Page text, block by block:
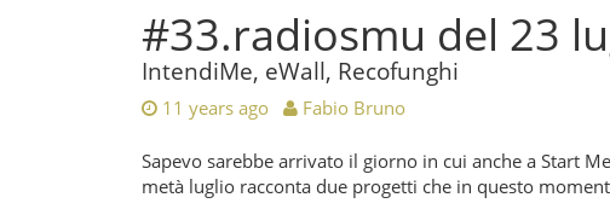
#33.radiosmu del 23
IntendiMe, eWall, Recofunghi
11 years ago Fabio Bruno
Sapevo sarebbe arrivato il giorno in cui anche a Start
metà luglio racconta due progetti che in questo